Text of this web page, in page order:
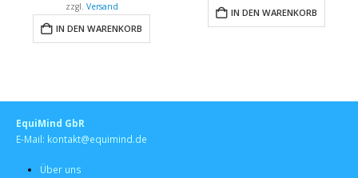
zzgl. Versand
IN DEN WARENKORB
IN DEN WARENKORB
EquiMind GbR
E-Mail: kontakt@equimind.de
Über uns